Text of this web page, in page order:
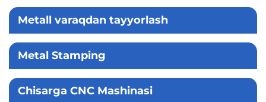
Biz bilan bog'lanish
Metall varaqdan tayyorlash
Metal Stamping
Chisarga CNC Mashinasi